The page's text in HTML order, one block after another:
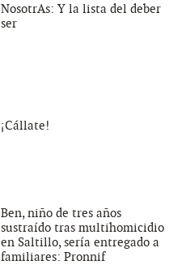
NosotrAs: Y la lista del deber
ser
¡Cállate!
Ben, niño de tres años
sustraído tras multihomicidio
en Saltillo, sería entregado a
familiares: Pronnif